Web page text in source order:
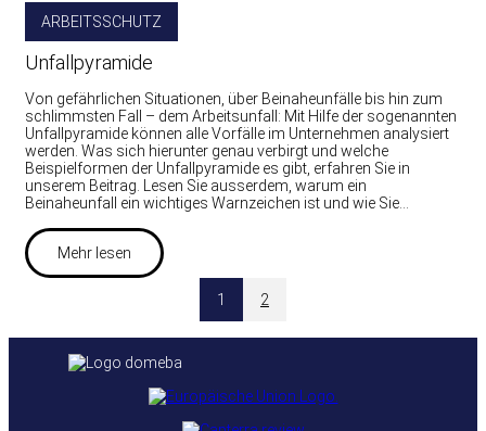
ARBEITSSCHUTZ
Unfallpyramide
Von gefährlichen Situationen, über Beinaheunfälle bis hin zum
schlimmsten Fall – dem Arbeitsunfall: Mit Hilfe der sogenannten
Unfallpyramide können alle Vorfälle im Unternehmen analysiert
werden. Was sich hierunter genau verbirgt und welche
Beispielformen der Unfallpyramide es gibt, erfahren Sie in
unserem Beitrag. Lesen Sie ausserdem, warum ein
Beinaheunfall ein wichtiges Warnzeichen ist und wie Sie…
Mehr lesen
1 2